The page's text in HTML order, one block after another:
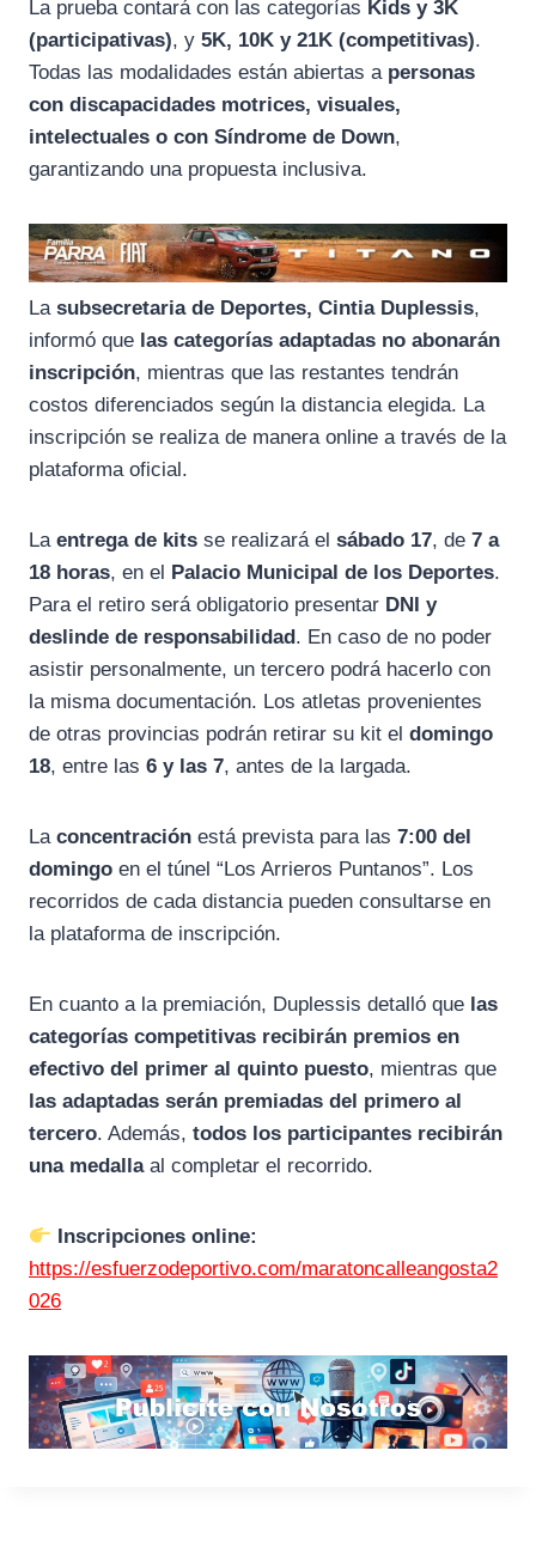
La prueba contará con las categorías Kids y 3K
(participativas), y 5K, 10K y 21K (competitivas).
Todas las modalidades están abiertas a personas
con discapacidades motrices, visuales,
intelectuales o con Síndrome de Down,
garantizando una propuesta inclusiva.
La subsecretaria de Deportes, Cintia Duplessis,
informó que las categorías adaptadas no abonarán
inscripción, mientras que las restantes tendrán
costos diferenciados según la distancia elegida. La
inscripción se realiza de manera online a través de la
plataforma oficial.
La entrega de kits se realizará el sábado 17, de 7 a
18 horas, en el Palacio Municipal de los Deportes.
Para el retiro será obligatorio presentar DNI y
deslinde de responsabilidad. En caso de no poder
asistir personalmente, un tercero podrá hacerlo con
la misma documentación. Los atletas provenientes
de otras provincias podrán retirar su kit el domingo
18, entre las 6 y las 7, antes de la largada.
La concentración está prevista para las 7:00 del
domingo en el túnel “Los Arrieros Puntanos”. Los
recorridos de cada distancia pueden consultarse en
la plataforma de inscripción.
En cuanto a la premiación, Duplessis detalló que las
categorías competitivas recibirán premios en
efectivo del primer al quinto puesto, mientras que
las adaptadas serán premiadas del primero al
tercero. Además, todos los participantes recibirán
una medallaal completar el recorrido.
Inscripciones online:
https://esfuerzodeportivo.com/maratoncalleangosta2
026